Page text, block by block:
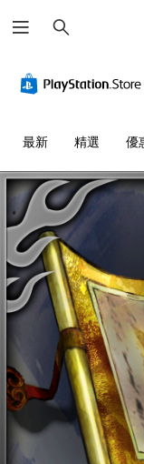
尋
最新 精選 優